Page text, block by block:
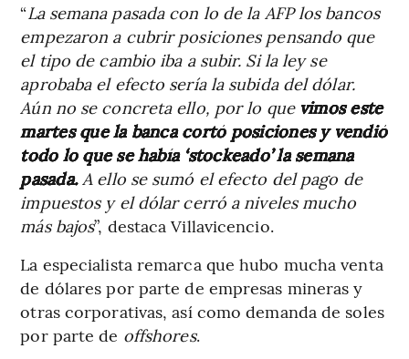
“La semana pasada con lo de la AFP los bancos
empezaron a cubrir posiciones pensando que
el tipo de cambio iba a subir. Si la ley se
aprobaba el efecto sería la subida del dólar.
Aún no se concreta ello, por lo que vimos este
martes que la banca cortó posiciones y vendió
todo lo que se había ‘stockeado’ la semana
pasada.A ello se sumó el efecto del pago de
impuestos y el dólar cerró a niveles mucho
más bajos”, destaca Villavicencio.
La especialista remarca que hubo mucha venta
de dólares por parte de empresas mineras y
otras corporativas, así como demanda de soles
por parte de offshores.